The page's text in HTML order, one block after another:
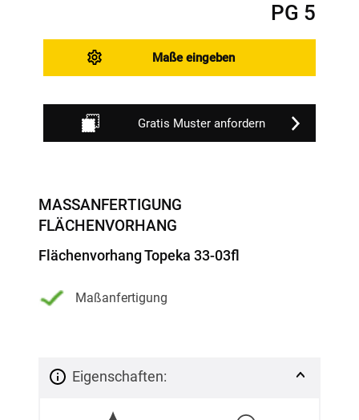
MASSANFERTIGUNG F
LÄCHENVORHANG
Flächenvorhang Topeka 33-03fl
Maßanfertigung
Eigenschaften:
PG 5
Maße eingeben
Gratis Muster anfordern